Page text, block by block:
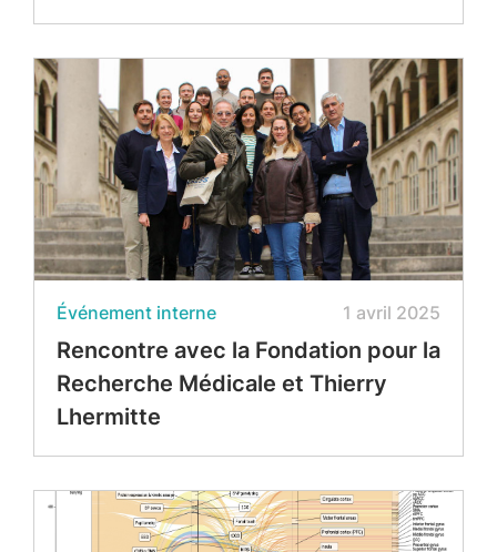
Événement interne 1 avril 2025
Rencontre avec la Fondation pour la
Recherche Médicale et Thierry
Lhermitte